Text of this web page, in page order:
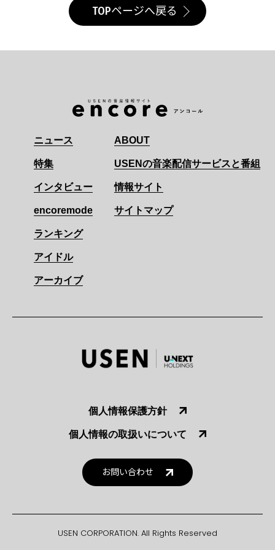
TOPページへ戻る
ニュース
特集
インタビュー
encoremode
ランキング
アイドル
アーカイブ
ABOUT
USENの音楽配信サービスと番組
情報サイト
サイトマップ
個人情報保護方針
個人情報の取扱いについて
お問い合わせ
USEN CORPORATION. All Rights Reserved